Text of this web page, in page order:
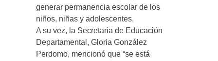
generar permanencia escolar de los
niños, niñas y adolescentes.
A su vez, la Secretaria de Educación
Departamental, Gloria González
Perdomo, mencionó que “se está